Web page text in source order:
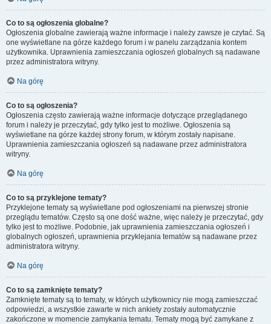
Co to są ogłoszenia globalne?
Ogłoszenia globalne zawierają ważne informacje i należy zawsze je czytać. Są
one wyświetlane na górze każdego forum i w panelu zarządzania kontem
użytkownika. Uprawnienia zamieszczania ogłoszeń globalnych są nadawane
przez administratora witryny.
Na górę
Co to są ogłoszenia?
Ogłoszenia często zawierają ważne informacje dotyczące przeglądanego
forum i należy je przeczytać, gdy tylko jest to możliwe. Ogłoszenia są
wyświetlane na górze każdej strony forum, w którym zostały napisane.
Uprawnienia zamieszczania ogłoszeń są nadawane przez administratora
witryny.
Na górę
Co to są przyklejone tematy?
Przyklejone tematy są wyświetlane pod ogłoszeniami na pierwszej stronie
przeglądu tematów. Często są one dość ważne, więc należy je przeczytać, gdy
tylko jest to możliwe. Podobnie, jak uprawnienia zamieszczania ogłoszeń i
globalnych ogłoszeń, uprawnienia przyklejania tematów są nadawane przez
administratora witryny.
Na górę
Co to są zamknięte tematy?
Zamknięte tematy są to tematy, w których użytkownicy nie mogą zamieszczać
odpowiedzi, a wszystkie zawarte w nich ankiety zostały automatycznie
zakończone w momencie zamykania tematu. Tematy mogą być zamykane z